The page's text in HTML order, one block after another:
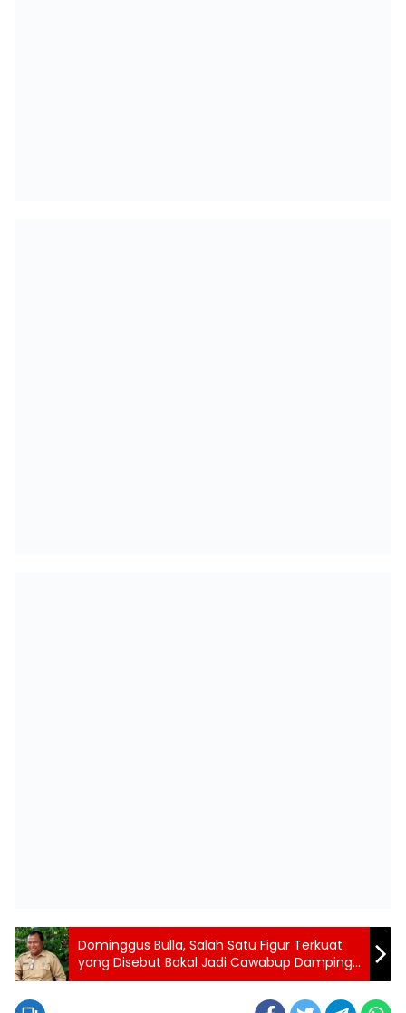
Dominggus Bulla, Salah Satu Figur Terkuat
yang Disebut Bakal Jadi Cawabup Dampingi
MDT di Pilkada 2024